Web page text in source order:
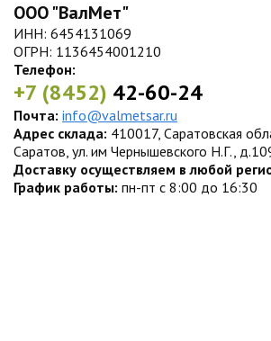
ООО "ВалМет"
ИНН: 6454131069
ОГРН: 1136454001210
Телефон:
+7 (8452) 42-60-24
Почта: info@valmetsar.ru
Адрес склада: 410017, Саратовская
Саратов, ул. им Чернышевского Н.Г.,
Доставку осуществляем в любой
График работы: пн-пт с 8:00 до 16:30